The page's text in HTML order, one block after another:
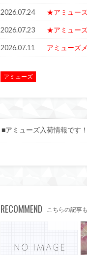
2026.07.24 ★アミュー
2026.07.23 ★アミュー
2026.07.11 アミューズ
アミューズ
■アミューズ入荷情報です
RECOMMEND こちらの記事